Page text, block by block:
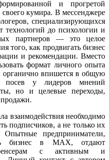
и прогретой
кумира. В мессенджере
специализирующихся
технологий до психологии и
партнеров — это целое
того, как продвигать бизнес
и рекомендации. Вместо
формат личного опыта
органично впишется в общую
посев у лидеров мнений
но и целевые переходы,
взаимодействия необходимо
подписчиков, а не только их
предприниматели,
бизнес в MAX, отдают
с активным и